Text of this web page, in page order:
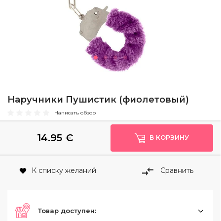
Наручники Пушистик (фиолетовый)
Написать обзор
14.95 € В КОРЗИНУ
К списку желаний Сравнить
Товар доступен: